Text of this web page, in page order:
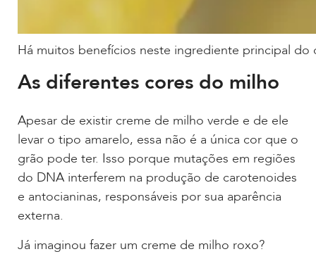
Há muitos benefícios neste ingrediente principal do
As diferentes cores do milho
Apesar de existir creme de milho verde e de ele
levar o tipo amarelo, essa não é a única cor que o
grão pode ter. Isso porque mutações em regiões
do DNA interferem na produção de carotenoides
e antocianinas, responsáveis por sua aparência
externa.
Já imaginou fazer um creme de milho roxo?